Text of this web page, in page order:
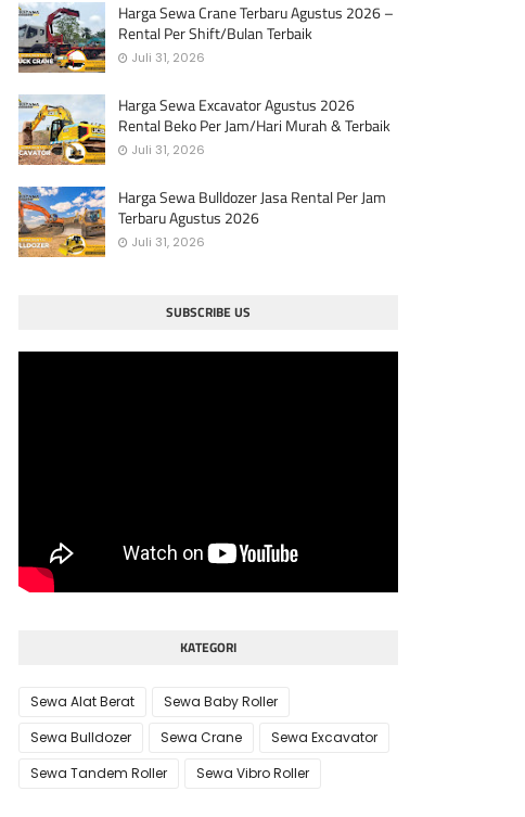
Harga Sewa Crane Terbaru Agustus 2026 –
Rental Per Shift/Bulan Terbaik
Juli 31, 2026
Harga Sewa Excavator Agustus 2026
Rental Beko Per Jam/Hari Murah & Terbaik
Juli 31, 2026
Harga Sewa Bulldozer Jasa Rental Per Jam
Terbaru Agustus 2026
Juli 31, 2026
SUBSCRIBE US
KATEGORI
Sewa Alat Berat
Sewa Baby Roller
Sewa Bulldozer
Sewa Crane
Sewa Excavator
Sewa Tandem Roller
Sewa Vibro Roller